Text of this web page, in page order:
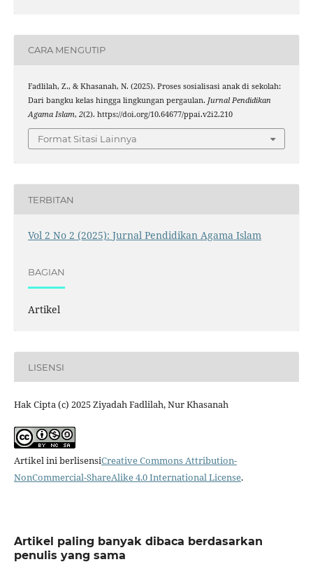
CARA MENGUTIP
Fadlilah, Z., & Khasanah, N. (2025). Proses sosialisasi anak di sekolah:
Dari bangku kelas hingga lingkungan pergaulan. Jurnal Pendidikan
Agama Islam, 2(2). https://doi.org/10.64677/ppai.v2i2.210
Format Sitasi Lainnya
TERBITAN
Vol 2 No 2 (2025): Jurnal Pendidikan Agama Islam
BAGIAN
Artikel
LISENSI
Hak Cipta (c) 2025 Ziyadah Fadlilah, Nur Khasanah
Artikel ini berlisensiCreative Commons Attribution-
NonCommercial-ShareAlike 4.0 International License.
Artikel paling banyak dibaca berdasarkan
penulis yang sama